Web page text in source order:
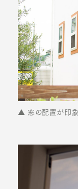
▲ 窓の配置が印象